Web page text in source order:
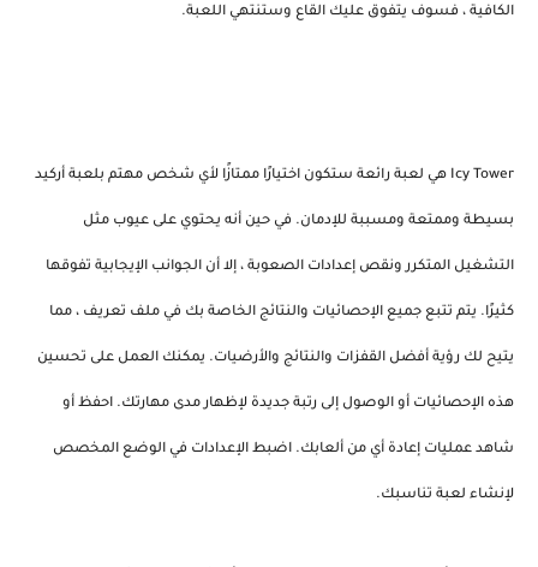
الكافية ، فسوف يتفوق عليك القاع وستنتهي اللعبة.
Icy Tower هي لعبة رائعة ستكون اختيارًا ممتازًا لأي شخص مهتم بلعبة أركيد
بسيطة وممتعة ومسببة للإدمان. في حين أنه يحتوي على عيوب مثل
التشغيل المتكرر ونقص إعدادات الصعوبة ، إلا أن الجوانب الإيجابية تفوقها
كثيرًا. يتم تتبع جميع الإحصائيات والنتائج الخاصة بك في ملف تعريف ، مما
يتيح لك رؤية أفضل القفزات والنتائج والأرضيات. يمكنك العمل على تحسين
هذه الإحصائيات أو الوصول إلى رتبة جديدة لإظهار مدى مهارتك. احفظ أو
شاهد عمليات إعادة أي من ألعابك. اضبط الإعدادات في الوضع المخصص
لإنشاء لعبة تناسبك.